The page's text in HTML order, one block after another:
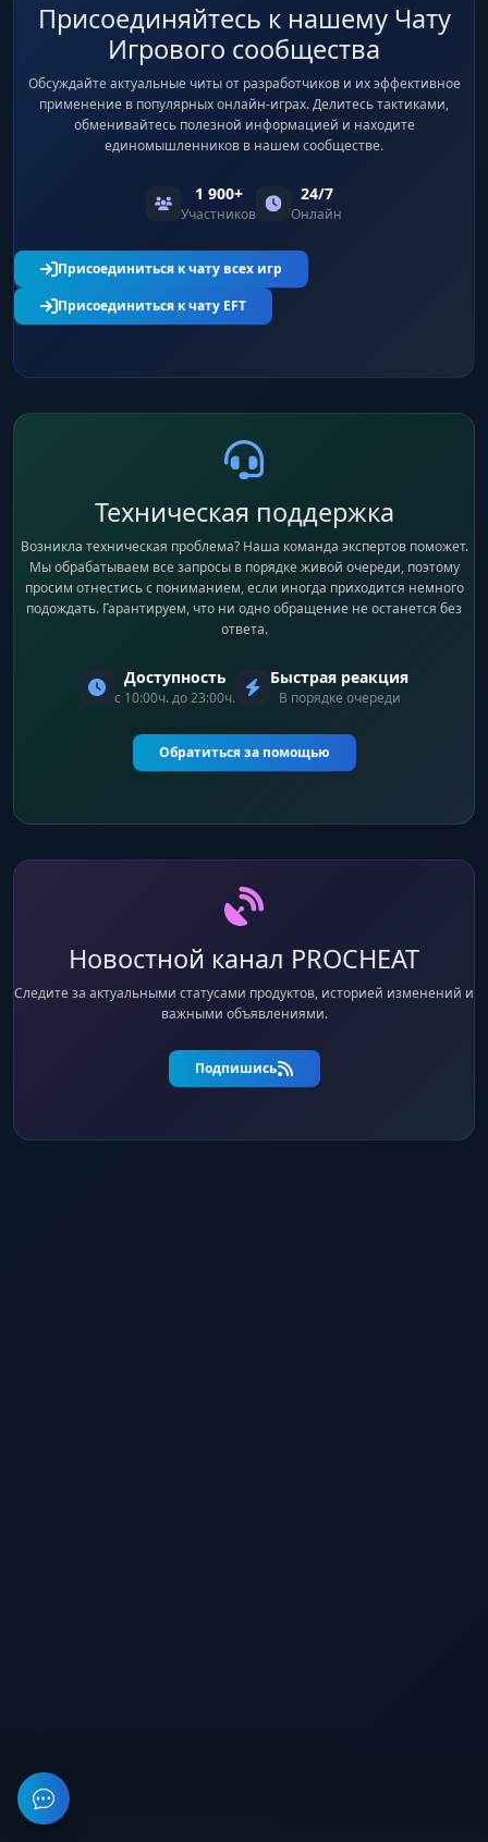
Присоединяйтесь к нашему Чату
Игрового сообщества
Обсуждайте актуальные читы от разработчиков и их эффективное
применение в популярных онлайн-играх. Делитесь тактиками,
обменивайтесь полезной информацией и находите
единомышленников в нашем сообществе.
1 900+
Участников
24/7
Онлайн
Присоединиться к чату всех игр
Присоединиться к чату EFT
Техническая поддержка
Возникла техническая проблема? Наша команда экспертов поможет.
Мы обрабатываем все запросы в порядке живой очереди, поэтому
просим отнестись с пониманием, если иногда приходится немного
подождать. Гарантируем, что ни одно обращение не останется без
ответа.
Доступность
с 10:00ч. до 23:00ч.
Быстрая реакция
В порядке очереди
Обратиться за помощью
Новостной канал PROCHEAT
Следите за актуальными статусами продуктов, историей изменений и
важными объявлениями.
Подпишись